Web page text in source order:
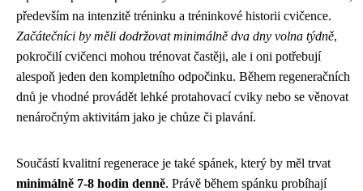
především na intenzitě tréninku a tréninkové historii cvičence.
Začátečníci by měli dodržovat minimálně dva dny volna týdně,
pokročilí cvičenci mohou trénovat častěji, ale i oni potřebují
alespoň jeden den kompletního odpočinku. Během regeneračních
dnů je vhodné provádět lehké protahovací cviky nebo se věnovat
nenáročným aktivitám jako je chůze či plavání.
Součástí kvalitní regenerace je také spánek, který by měl trvat
minimálně 7-8 hodin denně. Právě během spánku probíhají